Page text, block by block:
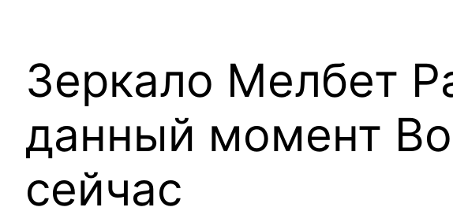
Зеркало Мелбет
данный момент
сейчас